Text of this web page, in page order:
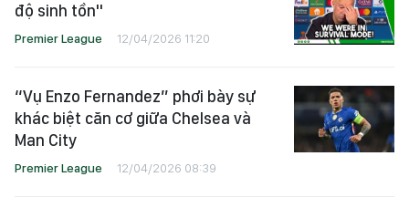
độ sinh tồn"
Premier League 12/04/2026 11:20
“Vụ Enzo Fernandez” phơi bày sự
khác biệt căn cơ giữa Chelsea và
Man City
Premier League 12/04/2026 08:39